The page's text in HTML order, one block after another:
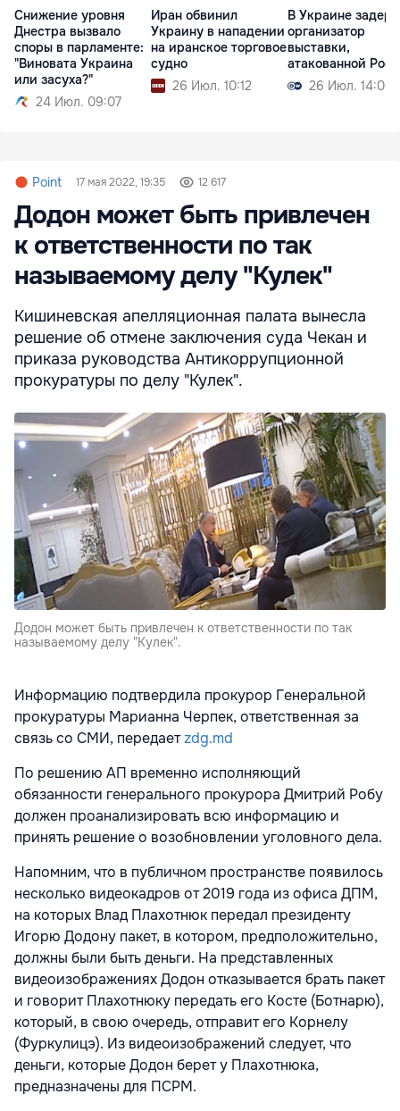
Снижение уровня
Днестра вызвало
споры в парламенте:
"Виновата Украина
или засуха?"
24 Июл. 09:07
Иран обвинил
Украину в нападении
на иранское торговое
судно
26 Июл. 10:12
В Украине
организатор
выставки,
атакованной
26 Июл. 14:00
Point 17 мая 2022, 19:35 12 617
Додон может быть привлечен
к ответственности по так
называемому делу "Кулек"
Кишиневская апелляционная палата вынесла
решение об отмене заключения суда Чекан и
приказа руководства Антикоррупционной
прокуратуры по делу "Кулек".
Додон может быть привлечен к ответственности по так
называемому делу "Кулек".
Информацию подтвердила прокурор Генеральной
прокуратуры Марианна Черпек, ответственная за
связь со СМИ, передаетzdg.md
По решению АП временно исполняющий
обязанности генерального прокурора Дмитрий Робу
должен проанализировать всю информацию и
принять решение о возобновлении уголовного дела.
Напомним, что в публичном пространстве появилось
несколько видеокадров от 2019 года из офиса ДПМ,
на которых Влад Плахотнюк передал президенту
Игорю Додону пакет, в котором, предположительно,
должны были быть деньги. На представленных
видеоизображениях Додон отказывается брать пакет
и говорит Плахотнюку передать его Косте (Ботнарю),
который, в свою очередь, отправит его Корнелу
(Фуркулицэ). Из видеоизображений следует, что
деньги, которые Додон берет у Плахотнюка,
предназначены для ПСРМ.